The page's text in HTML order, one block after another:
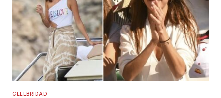
CELEBRIDAD